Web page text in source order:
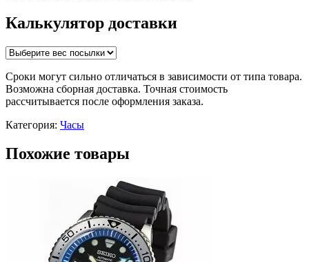
Калькулятор доставки
Сроки могут сильно отличаться в зависимости от типа товара.
Возможна сборная доставка. Точная стоимость
рассчитывается после оформления заказа.
Категория: Часы
Похожие товары